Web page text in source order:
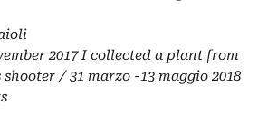
2017 I collected a plant from
/ 31 marzo -13 maggio 2018